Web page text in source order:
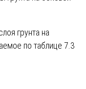
грунта на
по таблице 7.3